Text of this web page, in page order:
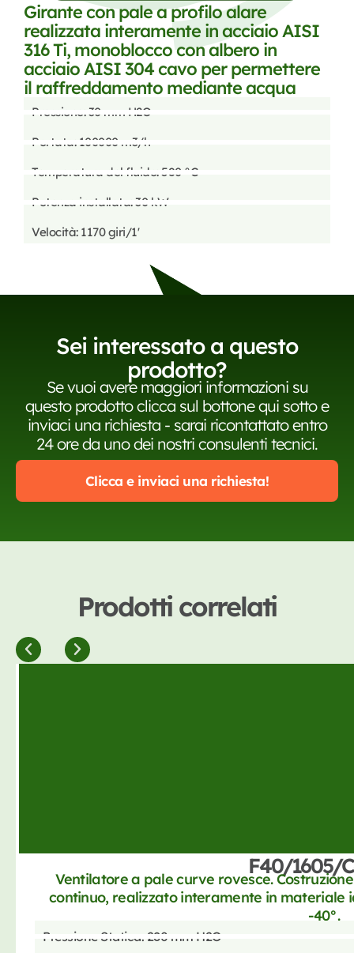
Girante con pale a profilo alare
realizzata interamente in acciaio AISI
316 Ti, monoblocco con albero in
acciaio AISI 304 cavo per permettere
il raffreddamento mediante acqua
Pressione: 30 mm H2O
Portata: 100000 m3/h
Temperatura del fluido: 580 °C
Potenza installata: 30 kW
Velocità: 1170 giri/1'
Sei interessato a questo
prodotto?
Se vuoi avere maggiori informazioni su
questo prodotto clicca sul bottone qui sotto e
inviaci una richiesta - sarai ricontattato entro
24 ore da uno dei nostri consulenti tecnici.
Clicca e inviaci una richiesta!
Prodotti correlati
F40/1605/
Ventilatore a pale curve rovesce.
continuo, realizzato interamente in
-40°.
Pressione Statica: 280 mm H2O